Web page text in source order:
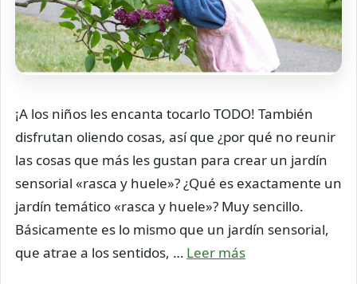
¡A los niños les encanta tocarlo TODO! También
disfrutan oliendo cosas, así que ¿por qué no reunir
las cosas que más les gustan para crear un jardín
sensorial «rasca y huele»? ¿Qué es exactamente un
jardín temático «rasca y huele»? Muy sencillo.
Básicamente es lo mismo que un jardín sensorial,
que atrae a los sentidos, … Leer más